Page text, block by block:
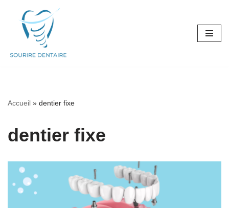
Aller
contenu
Accueil » dentier fixe
dentier fixe